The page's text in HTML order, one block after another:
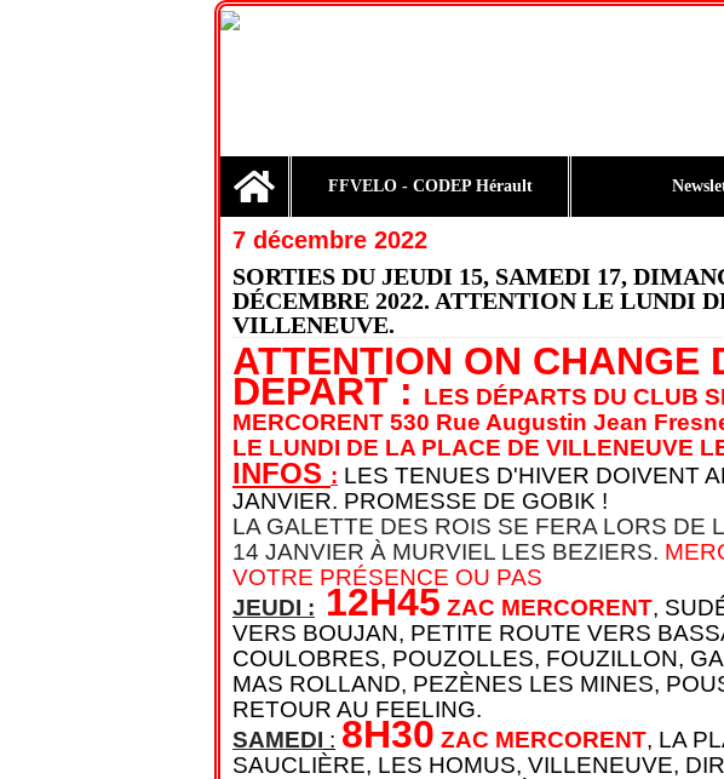
FFVELO - CODEP Hérault
7 décembre 2022
SORTIES DU JEUDI 15, SAMEDI 17,
DÉCEMBRE 2022. ATTENTION LE LUNDI
VILLENEUVE.
ATTENTION ON CHANGE
DEPART :
LES DÉPARTS DU CLUB
MERCORENT 530 Rue Augustin Jean
LE LUNDI DE LA PLACE DE VILLENEUVE
INFOS : LES TENUES D'HIVER DOIVENT
JANVIER. PROMESSE DE GOBIK !
LA GALETTE DES ROIS SE FERA LORS DE
14 JANVIER À MURVIEL LES BEZIERS.
VOTRE PRÉSENCE OU PAS
JEUDI : 12H45 ZAC MERCORENT,
VERS BOUJAN, PETITE ROUTE VERS
COULOBRES, POUZOLLES, FOUZILLON,
MAS ROLLAND, PEZÈNES LES MINES,
RETOUR AU FEELING.
SAMEDI : 8H30 ZAC MERCORENT, LA
SAUCLIÈRE, LES HOMUS, VILLENEUVE,